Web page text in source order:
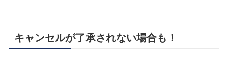
キャンセルが了承されない場合も！